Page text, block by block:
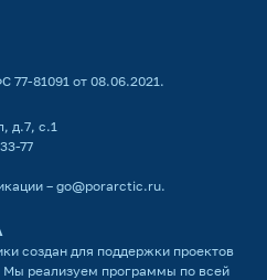
81091 от 08.06.2021.
д.7, с.1
77
– go@porarctic.ru.
создан для поддержки проектов
Мы реализуем программы по всей